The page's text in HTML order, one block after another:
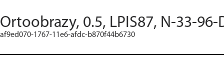
Ortoobrazy, 0.5, LPIS87, N-33-96-
af9ed070-1767-11e6-afdc-b870f44b6730